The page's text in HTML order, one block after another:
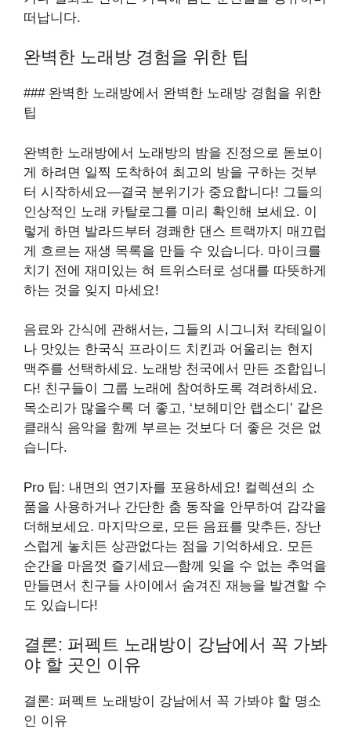
떠납니다.
완벽한 노래방 경험을 위한 팁
### 완벽한 노래방에서 완벽한 노래방 경험을 위한
팁
완벽한 노래방에서 노래방의 밤을 진정으로 돋보이
게 하려면 일찍 도착하여 최고의 방을 구하는 것부
터 시작하세요—결국 분위기가 중요합니다! 그들의
인상적인 노래 카탈로그를 미리 확인해 보세요. 이
렇게 하면 발라드부터 경쾌한 댄스 트랙까지 매끄럽
게 흐르는 재생 목록을 만들 수 있습니다. 마이크를
치기 전에 재미있는 혀 트위스터로 성대를 따뜻하게
하는 것을 잊지 마세요!
음료와 간식에 관해서는, 그들의 시그니처 칵테일이
나 맛있는 한국식 프라이드 치킨과 어울리는 현지
맥주를 선택하세요. 노래방 천국에서 만든 조합입니
다! 친구들이 그룹 노래에 참여하도록 격려하세요.
목소리가 많을수록 더 좋고, ‘보헤미안 랩소디’ 같은
클래식 음악을 함께 부르는 것보다 더 좋은 것은 없
습니다.
Pro 팁: 내면의 연기자를 포용하세요! 컬렉션의 소
품을 사용하거나 간단한 춤 동작을 안무하여 감각을
더해보세요. 마지막으로, 모든 음표를 맞추든, 장난
스럽게 놓치든 상관없다는 점을 기억하세요. 모든
순간을 마음껏 즐기세요—함께 잊을 수 없는 추억을
만들면서 친구들 사이에서 숨겨진 재능을 발견할 수
도 있습니다!
결론: 퍼펙트 노래방이 강남에서 꼭 가봐
야 할 곳인 이유
결론: 퍼펙트 노래방이 강남에서 꼭 가봐야 할 명소
인 이유